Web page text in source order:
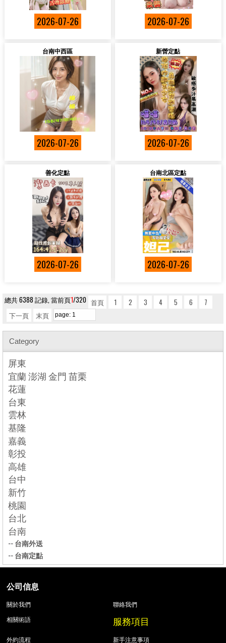
2026-07-26 2026-07-26
台南中西區
2026-07-26
新營定點
2026-07-26
善化定點
2026-07-26
台南北區定點
2026-07-26
總共 6388 記錄, 當前頁1/320 首頁 1 2 3 4 5 6
7
下一頁
末頁
Category
屏東
宜蘭 澎湖 金門 苗栗
花蓮
台東
雲林
基隆
嘉義
彰投
高雄
台中
新竹
桃園
台北
台南
--台南外送
--台南定點
公司信息
關於我們
聯絡我們
相關術語
服務項目
外約流程 新手注意事項